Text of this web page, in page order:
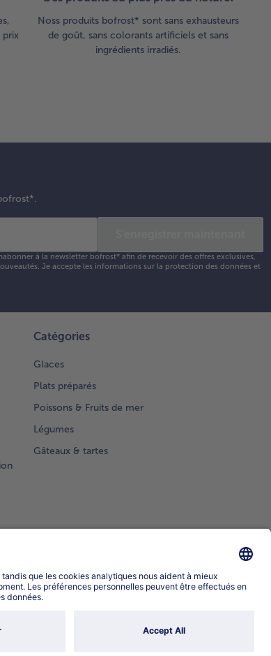
prix
Noss produits bofrost* sont sans exhausteurs
de goût, sans colorants artificiels et sans
ingrédients irradiés.
à la newsletter bofrost* afin de recevoir des offres exclusives,
Je accepte les informations sur la protection des données et
Catégories
Glaces
Plats préparés
Poissons & Fruits de mer
Légumes
Gâteaux & tartes